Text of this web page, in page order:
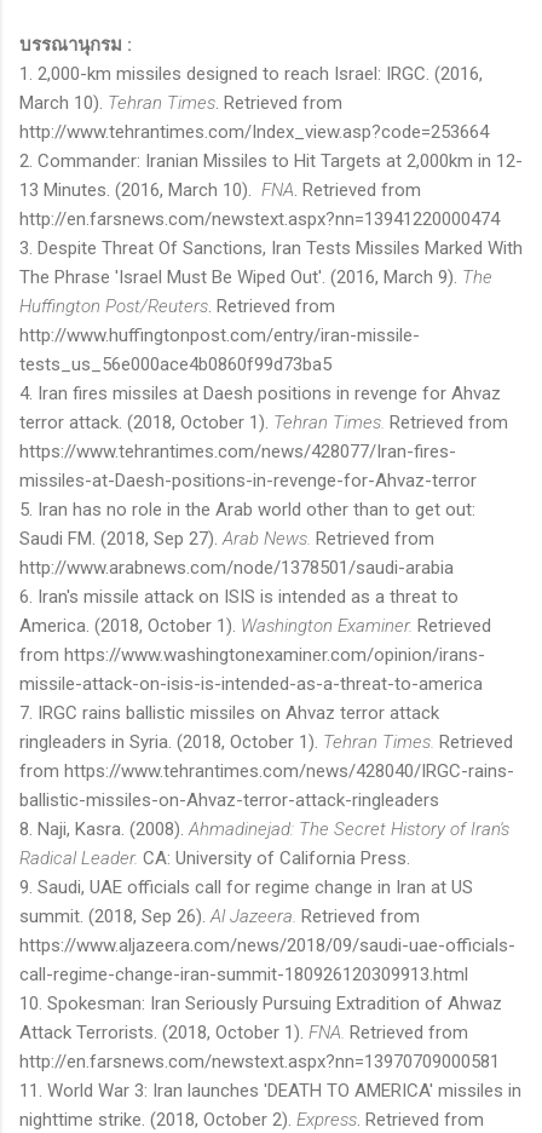
บรรณานุกรม :
1. 2,000-km missiles designed to reach Israel: IRGC. (2016,
March 10). Tehran Times. Retrieved from
http://www.tehrantimes.com/Index_view.asp?code=253664
2. Commander: Iranian Missiles to Hit Targets at 2,000km in 12-
13 Minutes. (2016, March 10). FNA. Retrieved from
http://en.farsnews.com/newstext.aspx?nn=13941220000474
3. Despite Threat Of Sanctions, Iran Tests Missiles Marked With
The Phrase 'Israel Must Be Wiped Out'. (2016, March 9). The
Huffington Post/Reuters. Retrieved from
http://www.huffingtonpost.com/entry/iran-missile-
tests_us_56e000ace4b0860f99d73ba5
4. Iran fires missiles at Daesh positions in revenge for Ahvaz
terror attack. (2018, October 1). Tehran Times. Retrieved from
https://www.tehrantimes.com/news/428077/Iran-fires-
missiles-at-Daesh-positions-in-revenge-for-Ahvaz-terror
5. Iran has no role in the Arab world other than to get out:
Saudi FM. (2018, Sep 27).Arab News. Retrieved from
http://www.arabnews.com/node/1378501/saudi-arabia
6. Iran's missile attack on ISIS is intended as a threat to
America. (2018, October 1). Washington Examiner. Retrieved
from https://www.washingtonexaminer.com/opinion/irans-
missile-attack-on-isis-is-intended-as-a-threat-to-america
7. IRGC rains ballistic missiles on Ahvaz terror attack
ringleaders in Syria. (2018, October 1). Tehran Times. Retrieved
from https://www.tehrantimes.com/news/428040/IRGC-rains-
ballistic-missiles-on-Ahvaz-terror-attack-ringleaders
8. Naji, Kasra. (2008).Ahmadinejad: The Secret History of Iran's
Radical Leader. CA: University of California Press.
9. Saudi, UAE officials call for regime change in Iran at US
summit. (2018, Sep 26).Al Jazeera. Retrieved from
https://www.aljazeera.com/news/2018/09/saudi-uae-officials-
call-regime-change-iran-summit-180926120309913.html
10. Spokesman: Iran Seriously Pursuing Extradition of Ahwaz
Attack Terrorists. (2018, October 1). FNA. Retrieved from
http://en.farsnews.com/newstext.aspx?nn=13970709000581
11. World War 3: Iran launches 'DEATH TO AMERICA' missiles in
nighttime strike. (2018, October 2). Express. Retrieved from